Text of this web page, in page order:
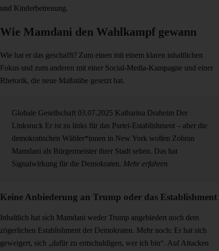
und Kinderbetreuung.
Wie Mamdani den Wahlkampf gewann
Wie hat er das geschafft? Zum einen mit einem klaren inhaltlichen
Fokus und zum anderen mit einer Social-Media-Kampagne und einer
Rhetorik, die neue Maßstäbe gesetzt hat.
Globale Gesellschaft 03.07.2025 Katharina Draheim Der
Linksruck Er ist zu links für das Partei-Establishment – aber die
demokratischen Wähler*innen in New York wollen Zohran
Mamdani als Bürgermeister ihrer Stadt sehen. Das hat
Signalwirkung für die Demokraten. Mehr erfahren
Keine Anbiederung an Trump oder das Establishment
Inhaltlich hat sich Mamdani weder Trump angebiedert noch dem
zögerlichen Establishment der Demokraten. Mehr noch: Er hat sich
geweigert, sich „dafür zu entschuldigen, wer ich bin“. Auf Attacken